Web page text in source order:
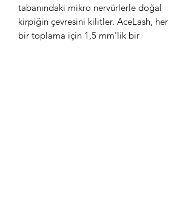
tabanındaki mikro nervürlerle doğal
kirpiğin çevresini kilitler. AceLash, her
bir toplama için 1,5 mm'lik bir